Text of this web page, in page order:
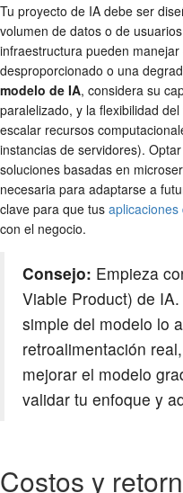
Tu proyecto de IA debe ser
volumen de datos o de
infraestructura pueden
desproporcionado o una
modelo de IA, considera su
paralelizado, y la flexibilidad
escalar recursos
instancias de servidores).
soluciones basadas en
necesaria para adaptarse a
clave para que tus
con el negocio.
Consejo: Empieza
Viable Product) de
simple del modelo lo
retroalimentación
mejorar el modelo
validar tu enfoque y
Costos y